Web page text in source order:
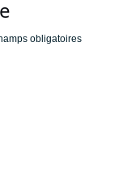
obligatoires